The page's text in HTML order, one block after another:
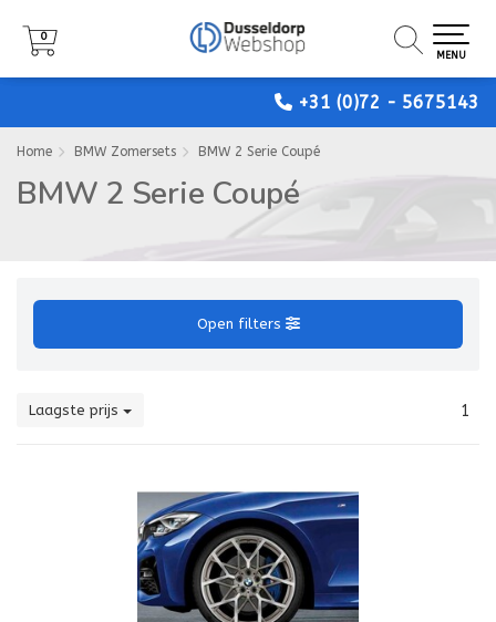
+31 (0)72 - 5675143
0
MENU
0
MENU
0
MENU
Home BMW Zomersets BMW 2 Serie Coupé
BMW 2 Serie Coupé
Open filters
Laagste prijs 1